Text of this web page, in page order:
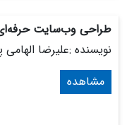
طراحی وب‌سایت
نویسنده :علیرضا الهامی
مشاهده